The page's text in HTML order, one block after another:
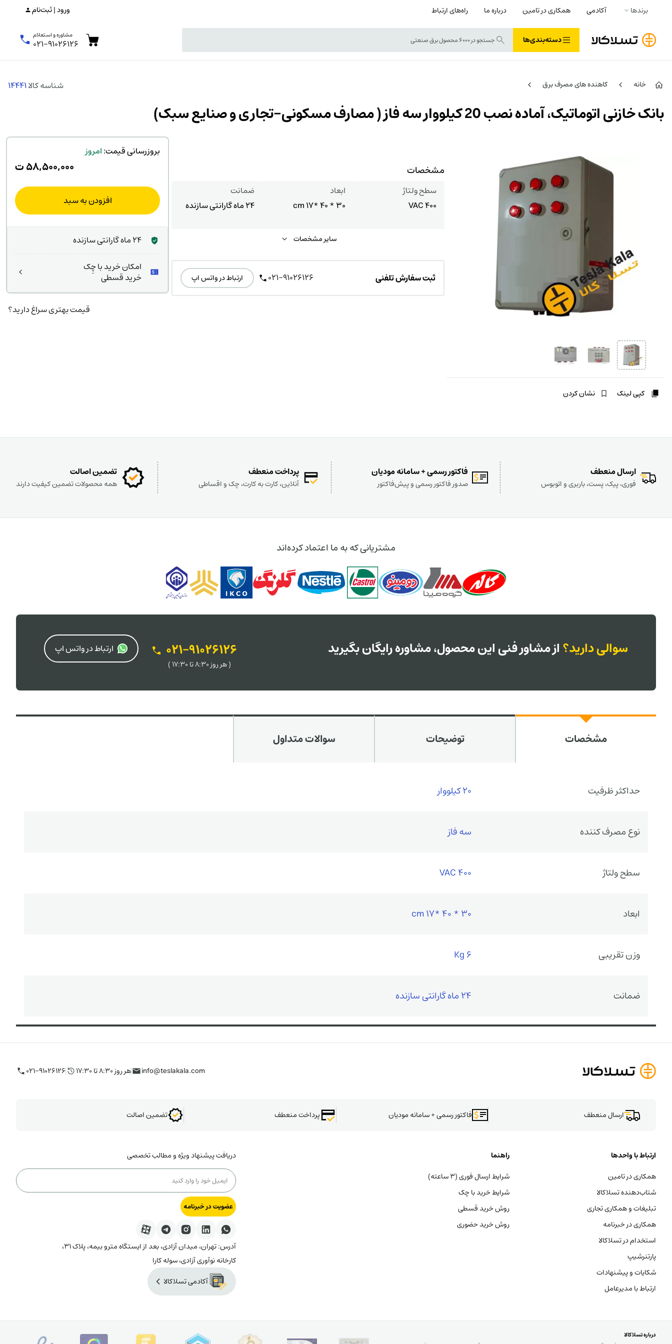
برندها آکادمی همکاری در تامین درباره ما راه‌های ارتباط ورود | ثبت‌نام
دسته‌بندی‌ها مشاوره و استعلام
۰۲۱-۹۱۰۲۶۱۲۶
خانه کاهنده های مصرف برق شناسه کالا14441
بانک خازنی اتوماتیک، آماده نصب 20 کیلووار سه فاز ( مصارف مسکونی-تجاری و صنایع سبک)
کپی لینک نشان کردن
مشخصات
سطح ولتاژ
400 VAC
ابعاد
30 * 40 *17 cm
ضمانت
24 ماه گارانتی سازنده
سایر مشخصات
ثبت سفارش تلفنی 021-91026126 ارتباط در واتس اپ
بروزرسانی قیمت:امروز
۵۸,۵۰۰,۰۰۰ت
افزودن به سبد
24 ماه گارانتی سازنده
امکان خرید با چِک
خرید قسطی
قیمت بهتری سراغ دارید؟
ارسال منعطف
فوری، پیک، پست، باربری و اتوبوس
فاکتور رسمی + سامانه مودیان
صدور فاکتور رسمی و پیش‌فاکتور
پرداخت منعطف
آنلاین، کارت به کارت، چک و اقساطی
تضمین اصالت
همه محصولات تضمین کیفیت دارند
مشتریانی که به ما اعتماد کرده‌اند
سوالی دارید؟از مشاور فنی این محصول، مشاوره رایگان بگیرید 021-91026126
( هر روز 8:30 تا 17:30 )
ارتباط در واتس اپ
مشخصات توضیحات سوالات متداول
حداکثر ظرفیت 20 کیلووار
نوع مصرف کننده سه فاز
سطح ولتاژ 400 VAC
ابعاد 30 * 40 *17 cm
وزن تقریبی 6 Kg
ضمانت 24 ماه گارانتی سازنده
۰۲۱-۹۱۰۲۶۱۲۶ هر روز ۸:۳۰ تا ۱۷:۳۰ info@teslakala.com
ارسال منعطف فاکتور رسمی + سامانه مودیان پرداخت منعطف تضمین اصالت
ارتباط با واحدها
همکاری در تامین
شتاب‌دهنده تسلاکالا
تبلیغات و همکاری تجاری
همکاری در خبرنامه
استخدام در تسلاکالا
پارتنرشیپ
شکایات و پیشنهادات
ارتباط با مدیرعامل
راهنما
شرایط ارسال فوری (۳ ساعته)
شرایط خرید با چک
روش خرید قسطی
روش خرید حضوری
دریافت پیشنهاد ویژه و مطالب تخصصی
عضویت در خبرنامه
آدرس: تهران، میدان آزادی، بعد از ایستگاه مترو بیمه، پلاک ۳۱،
کارخانه نوآوری آزادی، سوله کارا
آکادمی تسلاکالا
درباره تسلاکالا